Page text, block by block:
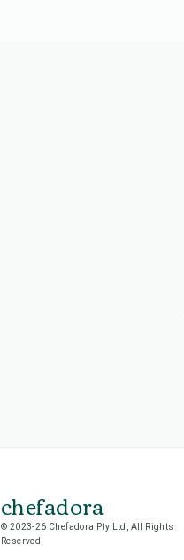
chefadora
© 2023-26 Chefadora Pty Ltd, All Rights
Reserved